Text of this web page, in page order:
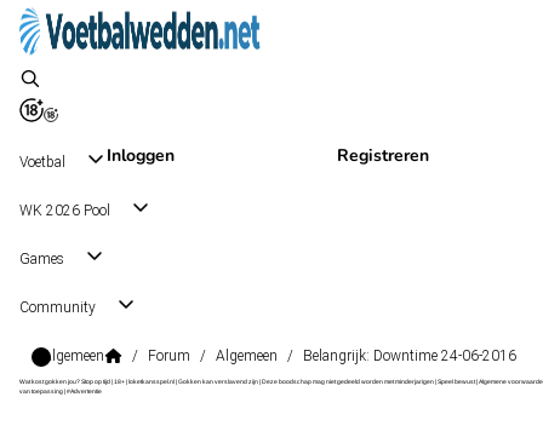
Inloggen Registreren
Voetbal
WK 2026 Pool
Games
Community
Algemeen / Forum / Algemeen / Belangrijk: Downtime 24-06-2016
Wat kost gokken jou? Stop op tijd | 18+ | loketkansspel.nl | Gokken kan verslavend zijn | Deze boodschap mag niet gedeeld worden met minderjarigen | Speel bewust | Algemene
van toepassing | #Advertentie